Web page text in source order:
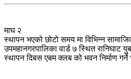
माघ २
स्थापन भएको छोटो समय मा विभिन्न
उपमहानगरपालिका वार्ड ७ स्थित रानिघाट
स्थापन दिबस एबम क्लब को भवन निर्माण